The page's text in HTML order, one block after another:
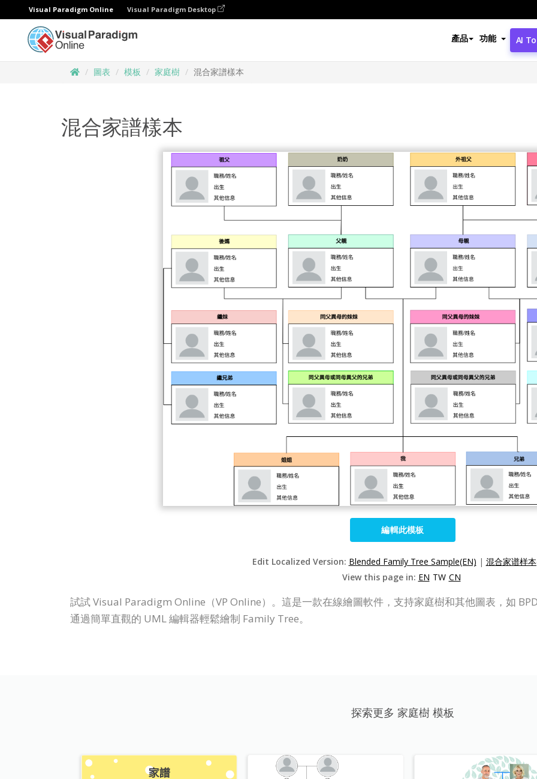
Visual Paradigm Online Visual Paradigm Desktop
產品 功能 AI
圖表 模板 家庭樹 混合家譜樣本
混合家譜樣本
編輯此模板
Edit Localized Version: Blended Family Tree Sample(EN) | 混合家谱样
View this page in: EN TW CN
試試 Visual Paradigm Online（VP Online）。這是一款在線繪圖軟件，支持家庭樹和其他圖表，如
通過簡單直觀的 UML 編輯器輕鬆繪制 Family Tree。
探索更多 家庭樹 模板